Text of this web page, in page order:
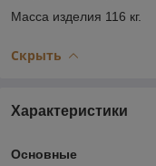
Масса изделия 116 кг.
Скрыть
Характеристики
Основные